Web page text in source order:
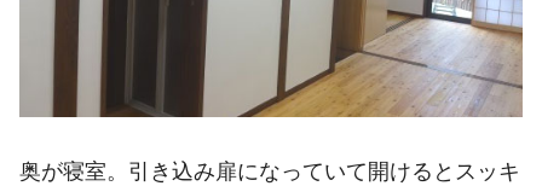
奥が寝室。引き込み扉になっていて開けるとスッキ